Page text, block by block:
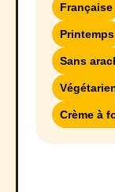
Française
Printemps
Sans
Crème à